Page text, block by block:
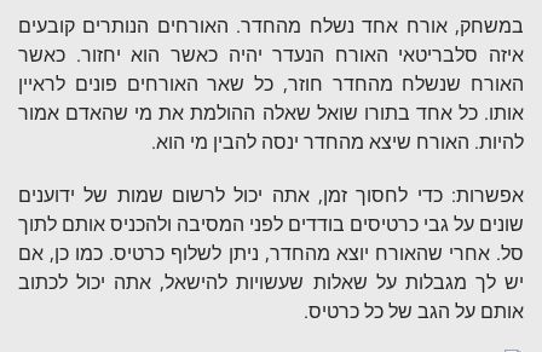
במשחק, אורח אחד נשלח מהחדר. האורחים הנותרים קובעים
איזה סלבריטאי האורח הנעדר יהיה כאשר הוא יחזור. כאשר
האורח שנשלח מהחדר חוזר, כל שאר האורחים פונים לראיין
אותו. כל אחד בתורו שואל שאלה ההולמת את מי שהאדם אמור
להיות. האורח שיצא מהחדר ינסה להבין מי הוא.
אפשרות: כדי לחסוך זמן, אתה יכול לרשום שמות של ידוענים
שונים על גבי כרטיסים בודדים לפני המסיבה ולהכניס אותם לתוך
סל. אחרי שהאורח יוצא מהחדר, ניתן לשלוף כרטיס. כמו כן, אם
יש לך מגבלות על שאלות שעשויות להישאל, אתה יכול לכתוב
אותם על הגב של כל כרטיס.